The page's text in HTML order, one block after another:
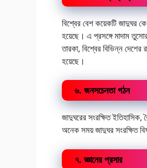
বিশ্বের বেশ কয়েকটি জাদুঘর
হয়েছে। এ প্রসঙ্গে মাদাম
তারকা, বিশ্বের বিভিন্ন
হয়েছে।
৬. জনসচেনতা গঠন
জাদুঘরের সংরক্ষিত ইতিহাসিক,
অনেক সময় জাদুঘর সংরক্ষিত
৭. জ্ঞানের প্রসার